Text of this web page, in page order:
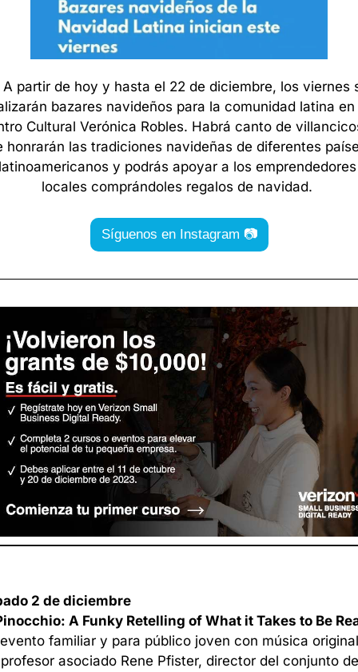
partir de hoy y hasta el 22 de diciembre, los viernes
bazares navideños para la comunidad latina en
Cultural Verónica Robles. Habrá canto de
honrarán las tradiciones navideñas de diferentes
y podrás apoyar a los emprendedores
locales comprándoles regalos de navidad.
Síguenos en Instagram 📷
2 de diciembre
A Funky Retelling of What it Takes to Be
familiar y para público joven con música original
asociado Rene Pfister, director del conjunto de